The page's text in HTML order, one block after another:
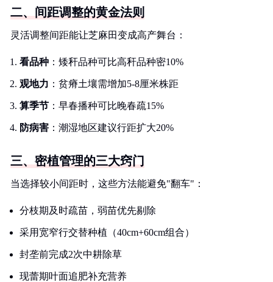
二、间距调整的黄金法则
灵活调整间距能让芝麻田变成高产舞台：
看品种 ：矮秆品种可比高秆品种密10%
观地力 ：贫瘠土壤需增加5-8厘米株距
算季节 ：早春播种可比晚春疏15%
防病害 ：潮湿地区建议行距扩大20%
三、密植管理的三大窍门
当选择较小间距时，这些方法能避免"翻车"：
分枝期及时疏苗，弱苗优先剔除
采用宽窄行交替种植（40cm+60cm组合）
封垄前完成2次中耕除草
现蕾期叶面追肥补充营养